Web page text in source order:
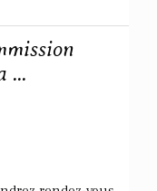
...